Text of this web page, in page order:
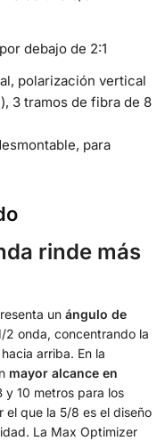
debajo de 2:1
polarización vertical
3 tramos de fibra de 8
para
rinde más
un ángulo de
2 onda, concentrando la
arriba. En la
mayor alcance en
y 10 metros para los
el que la 5/8 es el diseño
La Max Optimizer